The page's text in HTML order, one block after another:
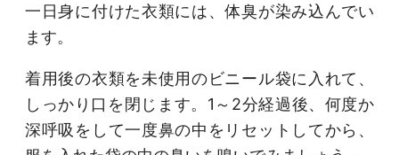
一日身に付けた衣類には、体臭が染み込んでい
ます。
着用後の衣類を未使用のビニール袋に入れて、
しっかり口を閉じます。1～2分経過後、何度か
深呼吸をして一度鼻の中をリセットしてから、